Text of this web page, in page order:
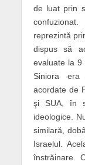
de luat prin
reprezintă
dispus să
evaluate la 9
Siniora era
acordate de
şi SUA, în
ideologice.
similară,
Israelul.
înstrăinare.